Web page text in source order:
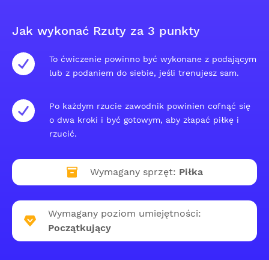
Jak wykonać Rzuty za 3 punkty
To ćwiczenie powinno być wykonane z podającym
lub z podaniem do siebie, jeśli trenujesz sam.
Po każdym rzucie zawodnik powinien cofnąć się
o dwa kroki i być gotowym, aby złapać piłkę i
rzucić.
Wymagany sprzęt: Piłka
Wymagany poziom umiejętności:
Początkujący